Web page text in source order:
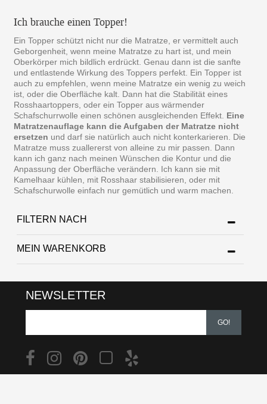
Ich brauche einen Topper!
Ein Topper schützt nicht nur die Matratze, er vermittelt auch
Geborgenheit, wenn meine Matratze zu hart ist, und mein
Oberkörper mich bildlich erdrückt. Genau dann ist die sanfte
und entlastende Wirkung des Toppers perfekt. Ein Topper ist
auch zu empfehlen, wenn meine Matratze ein wenig zu weich
ist, oder die Oberfläche kalt. Dann hat die Stabilität eines
Rosshaartoppers, oder ein Topper aus wärmender
Schafschurrwolle einen schönen ausgleichenden Effekt. Eine
Matratzenauflage kann die Aufgaben der Matratze nicht
ersetzen und darf sie natürlich auch nicht konterkarieren. Die
Matratze muss zuallererst von alleine zu mir passen. Dann
kann ich ganz nach meinen Wünschen die Kontur und die
Anpassung der Oberfläche verändern. Ich kann sie mit
Kamelhaar kühlen, mit Rosshaar stabilisieren, oder mit
Schafschurwolle einfach nur gemütlich und warm machen.
FILTERN NACH
MEIN WARENKORB
NEWSLETTER
GO!